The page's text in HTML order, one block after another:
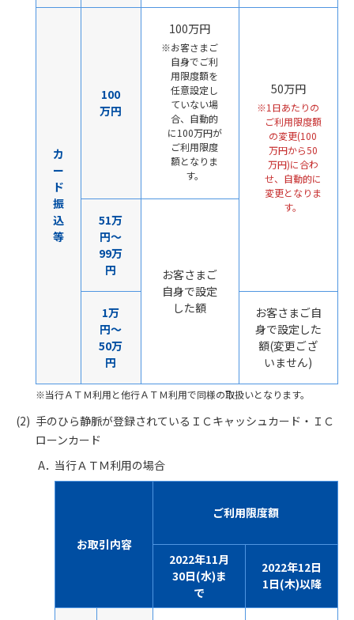
カ
ー
ド
振
込
等
100
万円
100万円
お客さまご
自身でご利
用限度額を
任意設定し
ていない場
合、自動的
に100万円が
ご利用限度
額となりま
す。
50万円
1日あたりの
ご利用限度額
の変更(100
万円から50
万円)に合わ
せ、自動的に
変更となりま
す。
51万
円～
99万
円
お客さまご
自身で設定
した額
1万
円～
50万
円
お客さまご自
身で設定した
額(変更ござ
いません)
当行ＡＴＭ利用と他行ＡＴＭ利用で同様の取扱いとなります。
手のひら静脈が登録されているＩＣキャッシュカード・ＩＣ
ローンカード
当行ＡＴＭ利用の場合
お取引内容
ご利用限度額
2022年11月
30日(水)ま
で
2022年12日
1日(木)以降